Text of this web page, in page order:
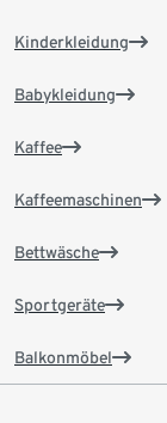
Kinderkleidung
Babykleidung
Kaffee
Kaffeemaschinen
Bettwäsche
Sportgeräte
Balkonmöbel